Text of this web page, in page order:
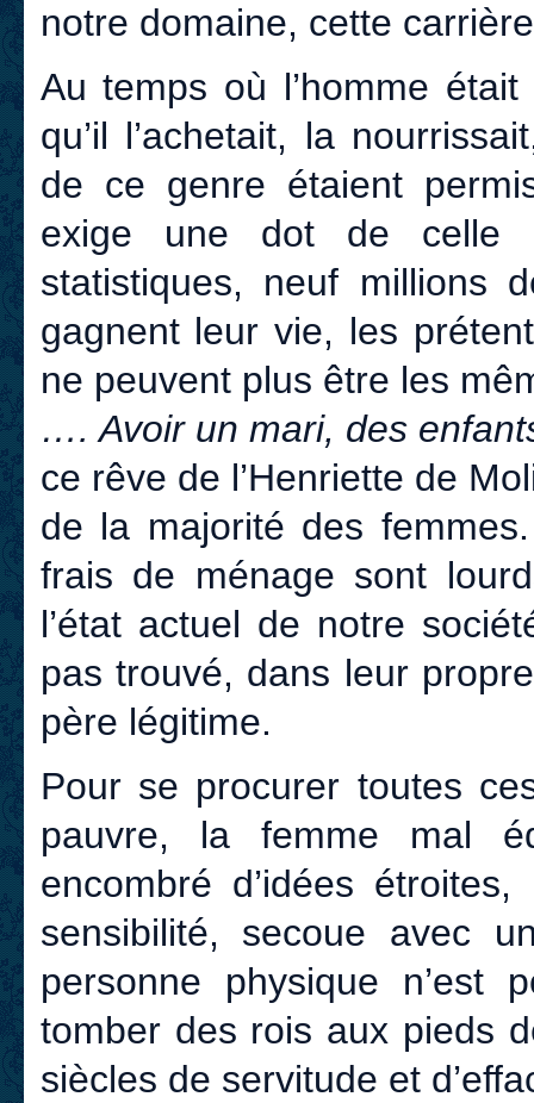
notre domaine, cette
Au temps où l’homme
qu’il l’achetait, la
de ce genre étaient
exige une dot de celle
statistiques, neuf millions
gagnent leur vie, les
ne peuvent plus être les
…. Avoir un mari, des
ce rêve de l’Henriette de
de la majorité des
frais de ménage sont
l’état actuel de notre
pas trouvé, dans leur
père légitime.
Pour se procurer toutes
pauvre, la femme mal
encombré d’idées
sensibilité, secoue avec
personne physique
tomber des rois aux pieds
siècles de servitude et